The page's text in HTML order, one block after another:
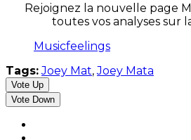
Rejoignez la nouvelle page
toutes vos analyses sur
Musicfeelings
Tags: Joey Mat,Joey Mata
Vote Up
Vote Down